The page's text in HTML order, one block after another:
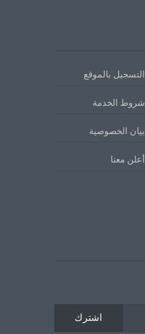
التسجيل بالموقع
شروط الخدمة
بيان الخصوصية
أعلن معنا
اشترك